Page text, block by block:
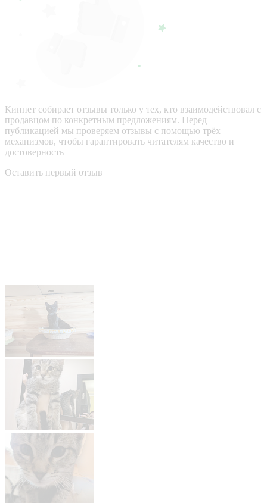
Кинпет собирает отзывы только у тех, кто взаимодействовал с
продавцом по конкретным предложениям. Перед
публикацией мы проверяем отзывы с помощью трёх
механизмов, чтобы гарантировать читателям качество и
достоверность
Оставить первый отзыв